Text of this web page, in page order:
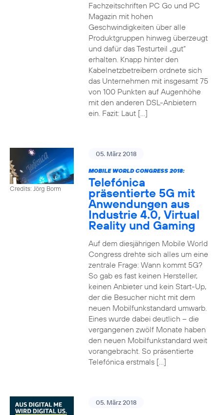
Fachzeitschriften PC Go und PC
Magazin mit hohen
Geschwindigkeiten über alle
Produktgruppen hinweg überzeugt
und dafür das Testurteil „gut“
erhalten. Knapp hinter den
Kabelnetzbetreibern ordnete sich
das Unternehmen mit insgesamt 75
von 100 Punkten auf Augenhöhe
mit den anderen DSL-Anbietern
ein. Fazit: Laut […]
Credits: Jörg Borm
05. März 2018
MOBILE WORLD CONGRESS 2018:
Telefónica
präsentierte 5G mit
Anwendungen aus
Industrie 4.0, Virtual
Reality und Gaming
Auf dem diesjährigen Mobile World
Congress drehte sich alles um eine
zentrale Frage: Wann kommt 5G?
So gab es fast keinen Hersteller,
keinen Anbieter und kein Start-Up,
der die Besucher nicht mit dem
neuen Mobilfunkstandard umwarb.
Eines wurde dabei deutlich – die
vergangenen zwölf Monate haben
den neuen Mobilfunkstandard weit
vorangebracht. So präsentierte
Telefónica erstmals […]
05. März 2018